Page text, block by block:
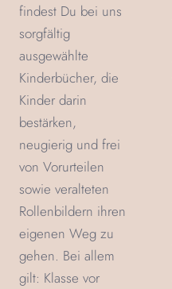
findest Du bei uns
sorgfältig
ausgewählte
Kinderbücher, die
Kinder darin
bestärken,
neugierig und frei
von Vorurteilen
sowie veralteten
Rollenbildern ihren
eigenen Weg zu
gehen. Bei allem
gilt: Klasse vor